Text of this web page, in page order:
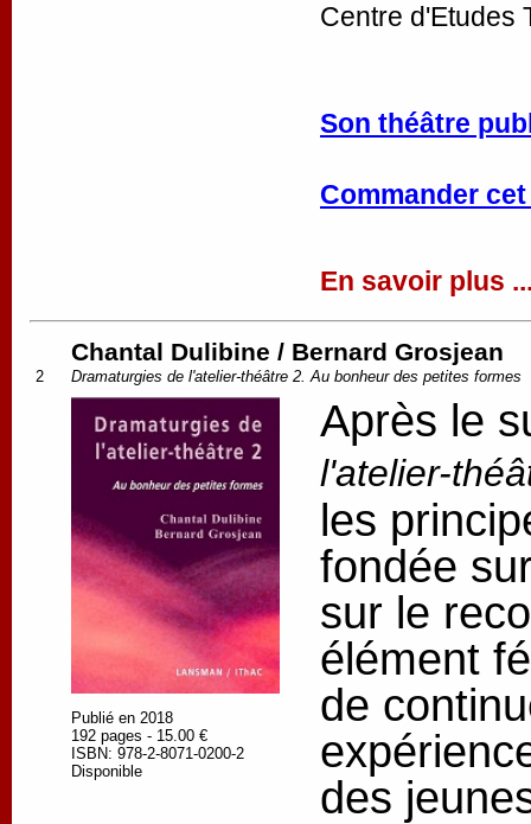
Centre d'Etudes
Son théâtre
Commander
En savoir plus
2
Chantal Dulibine / Bernard Grosjean
Dramaturgies de l'atelier-théâtre 2. Au bonheur des petites formes
Publié en 2018
192 pages - 15.00 €
ISBN: 978-2-8071-0200-2
Disponible
Après le
l'atelier-
les
fondée
sur le
élément
de
des